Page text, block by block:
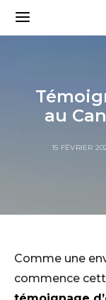
au
15 FÉVRIER
Comme une
commence